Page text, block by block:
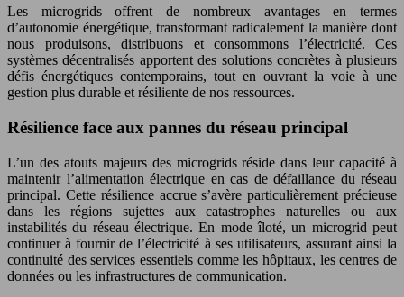
Les microgrids offrent de nombreux avantages en termes
d’autonomie énergétique, transformant radicalement la manière dont
nous produisons, distribuons et consommons l’électricité. Ces
systèmes décentralisés apportent des solutions concrètes à plusieurs
défis énergétiques contemporains, tout en ouvrant la voie à une
gestion plus durable et résiliente de nos ressources.
Résilience face aux pannes du réseau principal
L’un des atouts majeurs des microgrids réside dans leur capacité à
maintenir l’alimentation électrique en cas de défaillance du réseau
principal. Cette résilience accrue s’avère particulièrement précieuse
dans les régions sujettes aux catastrophes naturelles ou aux
instabilités du réseau électrique. En mode îloté, un microgrid peut
continuer à fournir de l’électricité à ses utilisateurs, assurant ainsi la
continuité des services essentiels comme les hôpitaux, les centres de
données ou les infrastructures de communication.